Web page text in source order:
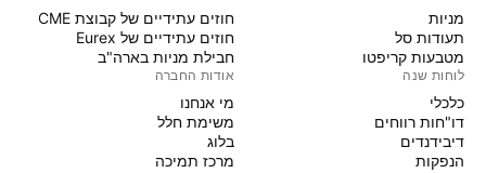
מניות‏
תעודות סל
מטבעות קריפטו
לוחות שנה
כלכלי
דו"חות רווחים
דיבידנדים
הנפקות
חוזים עתידיים של קבוצת CME
חוזים עתידיים של Eurex
חבילת מניות בארה"ב
אודות החברה
מי אנחנו
משימת חלל
בלוג
מרכז תמיכה